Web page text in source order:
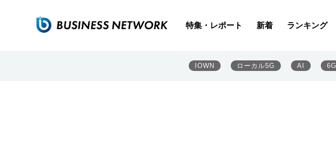
特集・レポート 新着 ランキング
IOWN ローカル5G AI 6G